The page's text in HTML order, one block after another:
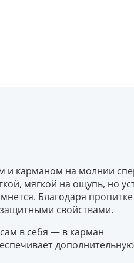
карманом на молнии
мягкой на ощупь, но
Благодаря
свойствами.
в себя — в карман